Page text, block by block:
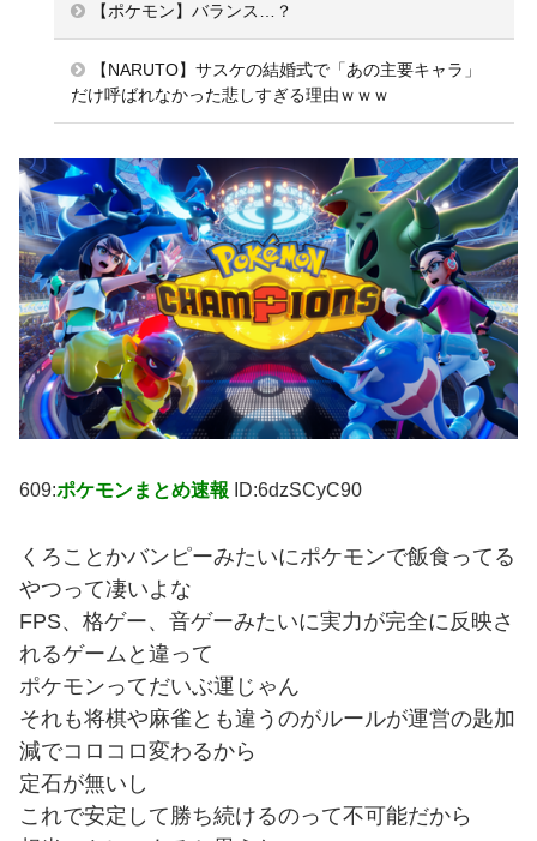
【ポケモン】バランス…？
【NARUTO】サスケの結婚式で「あの主要キャラ」
だけ呼ばれなかった悲しすぎる理由ｗｗｗ
609:ポケモンまとめ速報 ID:6dzSCyC90
くろことかバンピーみたいにポケモンで飯食ってる
やつって凄いよな
FPS、格ゲー、音ゲーみたいに実力が完全に反映さ
れるゲームと違って
ポケモンってだいぶ運じゃん
それも将棋や麻雀とも違うのがルールが運営の匙加
減でコロコロ変わるから
定石が無いし
これで安定して勝ち続けるのって不可能だから